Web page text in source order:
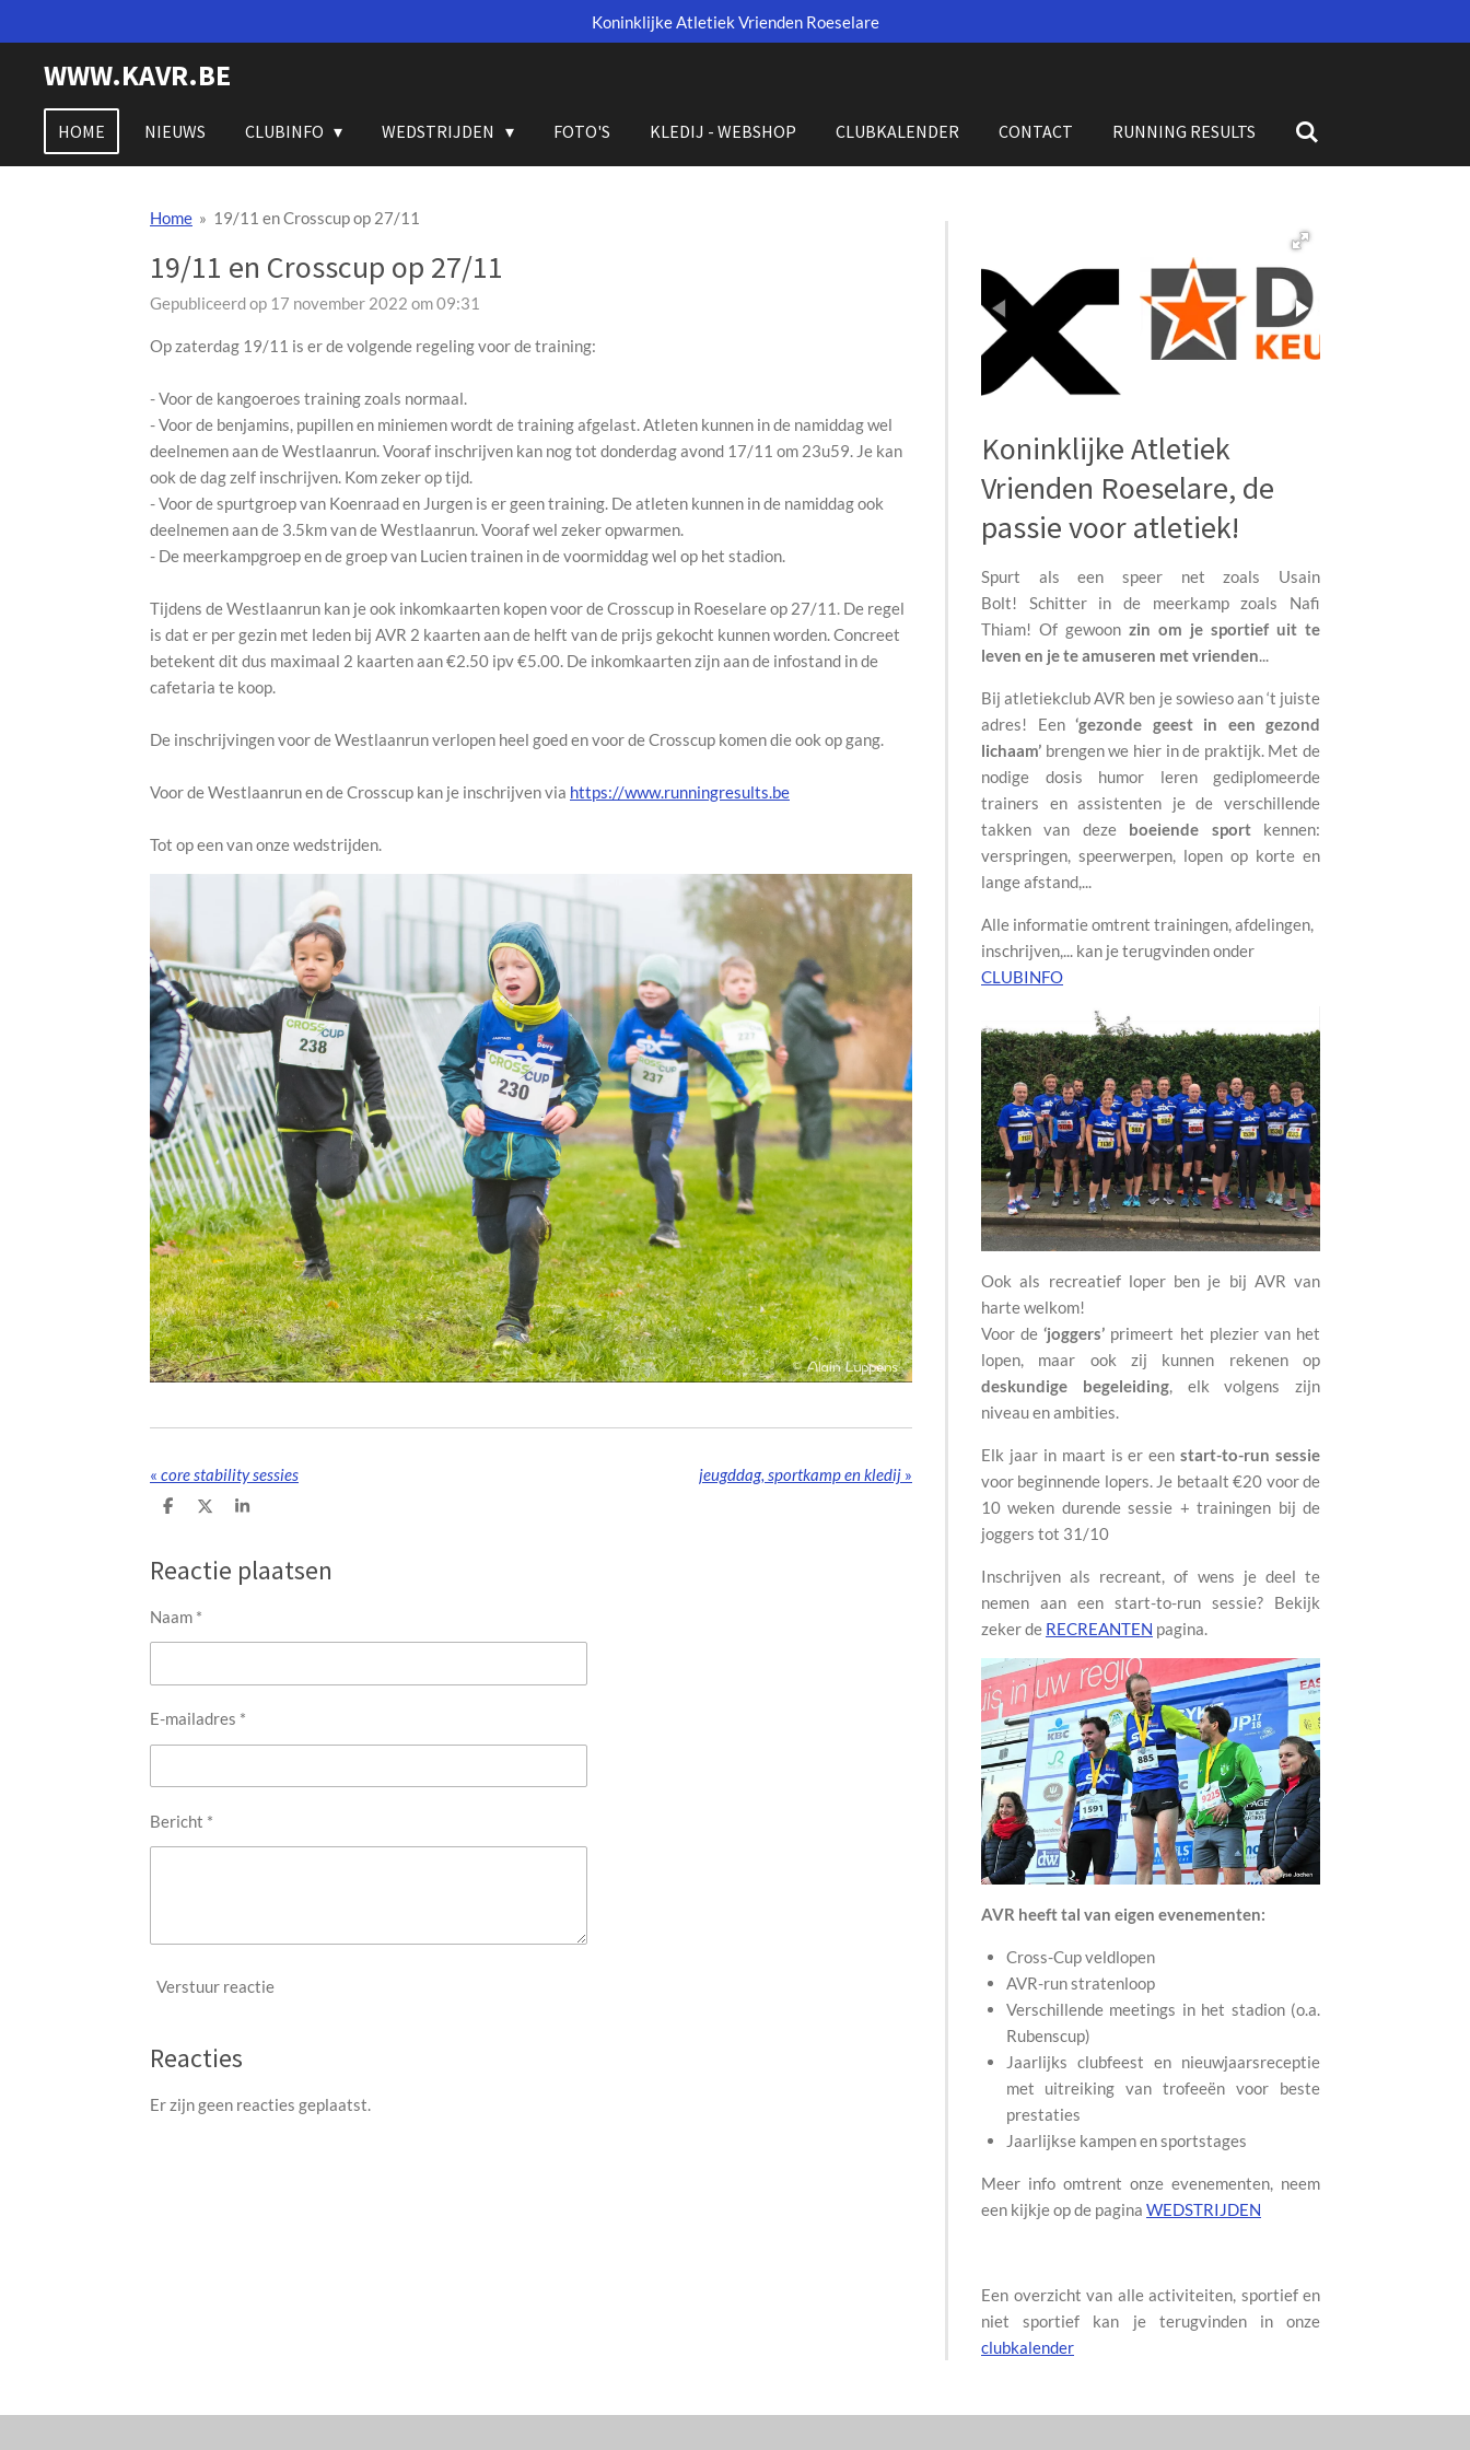
direct
hoofdinhoud
Koninklijke Atletiek Vrienden Roeselare
WWW.KAVR.BE
HOME NIEUWS CLUBINFO WEDSTRIJDEN FOTO'S KLEDIJ - WEBSHOP CLUBKALENDER CONTACT RUNNING RESULTS
Home » 19/11 en Crosscup op 27/11
19/11 en Crosscup op 27/11
Gepubliceerd op 17 november 2022 om 09:31
Op zaterdag 19/11 is er de volgende regeling voor de training:
- Voor de kangoeroes training zoals normaal.
- Voor de benjamins, pupillen en miniemen wordt de training afgelast. Atleten kunnen in de namiddag wel
deelnemen aan de Westlaanrun. Vooraf inschrijven kan nog tot donderdag avond 17/11 om 23u59. Je kan
ook de dag zelf inschrijven. Kom zeker op tijd.
- Voor de spurtgroep van Koenraad en Jurgen is er geen training. De atleten kunnen in de namiddag ook
deelnemen aan de 3.5km van de Westlaanrun. Vooraf wel zeker opwarmen.
- De meerkampgroep en de groep van Lucien trainen in de voormiddag wel op het stadion.
Tijdens de Westlaanrun kan je ook inkomkaarten kopen voor de Crosscup in Roeselare op 27/11. De regel
is dat er per gezin met leden bij AVR 2 kaarten aan de helft van de prijs gekocht kunnen worden. Concreet
betekent dit dus maximaal 2 kaarten aan €2.50 ipv €5.00. De inkomkaarten zijn aan de infostand in de
cafetaria te koop.
De inschrijvingen voor de Westlaanrun verlopen heel goed en voor de Crosscup komen die ook op gang.
Voor de Westlaanrun en de Crosscup kan je inschrijven via https://www.runningresults.be
Tot op een van onze wedstrijden.
« core stability sessies jeugddag, sportkamp en kledij »
D
n
D
l
S
e
Reactie plaatsen
Naam *
E-mailadres *
Bericht *
Verstuur reactie
Reacties
Er zijn geen reacties geplaatst.
Koninklijke Atletiek
Vrienden Roeselare, de
passie voor atletiek!
Spurt als een speer net zoals Usain
Bolt! Schitter in de meerkamp zoals Nafi
Thiam! Of gewoon zin om je sportief uit te
leven en je te amuseren met vrienden...
Bij atletiekclub AVR ben je sowieso aan ‘t juiste
adres! Een ‘gezonde geest in een gezond
lichaam’ brengen we hier in de praktijk. Met de
nodige dosis humor leren gediplomeerde
trainers en assistenten je de verschillende
takkenvan deze boeiende sportkennen:
verspringen, speerwerpen, lopen op korte en
lange afstand,...
Alle informatie omtrent trainingen, afdelingen,
inschrijven,... kan je terugvinden onder
CLUBINFO
Ook als recreatief loper ben je bij AVR van
harte welkom!
Voor de‘joggers’ primeert het plezier van het
lopen, maar ook zij kunnen rekenen op
deskundige begeleiding, elk volgens zijn
niveau en ambities.
Elk jaar in maart is er eenstart-to-run sessie
voor beginnende lopers. Je betaalt€20 voor de
10 weken durende sessie + trainingen bij de
joggers tot 31/10
Inschrijven als recreant, of wens je deel te
nemen aan een start-to-run sessie? Bekijk
zeker de RECREANTEN pagina.
AVR heeft tal van eigen evenementen:
Cross-Cup veldlopen
AVR-run stratenloop
Verschillende meetings in het stadion (o.a.
Rubenscup)
Jaarlijks clubfeest en nieuwjaarsreceptie
met uitreiking van trofeeën voor beste
prestaties
Jaarlijkse kampen en sportstages
Meer info omtrent onze evenementen, neem
een kijkje op de pagina WEDSTRIJDEN
Een overzicht van alle activiteiten, sportief en
niet sportief kan je terugvinden in onze
clubkalender